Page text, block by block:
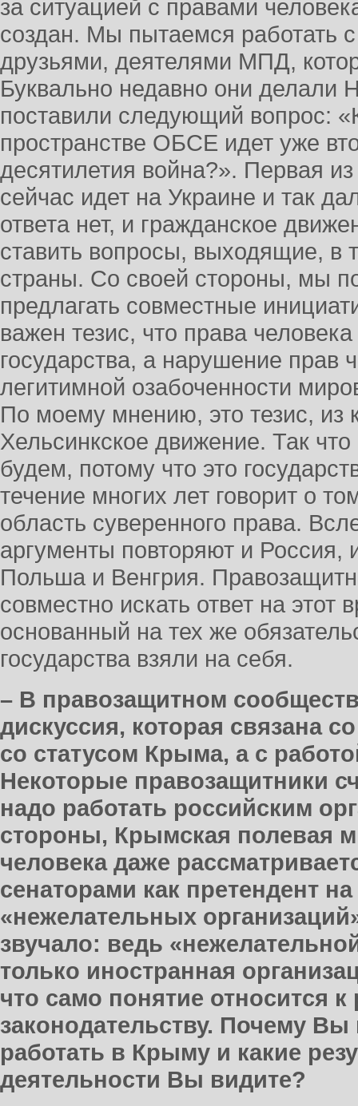
за ситуацией с правами
создан. Мы пытаемся работать
друзьями, деятелями МПД,
Буквально недавно они делали
поставили следующий вопрос:
пространстве ОБСЕ идет уже
десятилетия война?». Первая
сейчас идет на Украине и так
ответа нет, и гражданское
ставить вопросы, выходящие, в
страны. Со своей стороны, мы
предлагать совместные
важен тезис, что права
государства, а нарушение прав
легитимной озабоченности
По моему мнению, это тезис, из
Хельсинкское движение. Так
будем, потому что это
течение многих лет говорит о
область суверенного права.
аргументы повторяют и Россия,
Польша и Венгрия.
совместно искать ответ на этот
основанный на тех же
государства взяли на себя.
– В правозащитном
дискуссия, которая связана
со статусом Крыма, а с
Некоторые правозащитники
надо работать российским
стороны, Крымская полевая
человека даже
сенаторами как претендент
«нежелательных
звучало: ведь
только иностранная
что само понятие относится
законодательству. Почему
работать в Крыму и какие
деятельности Вы видите?